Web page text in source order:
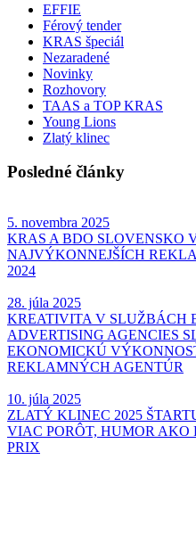
EFFIE
Férový tender
KRAS špeciál
Nezaradené
Novinky
Rozhovory
TAAS a TOP KRAS
Young Lions
Zlatý klinec
Posledné články
5. novembra 2025
KRAS A BDO SLOVENSKO
NAJVÝKONNEJŠÍCH
2024
28. júla 2025
KREATIVITA V SLUŽBÁCH
ADVERTISING AGENCIES
EKONOMICKÚ
REKLAMNÝCH AGENTÚR
10. júla 2025
ZLATÝ KLINEC 2025
VIAC PORÔT, HUMOR AKO
PRIX